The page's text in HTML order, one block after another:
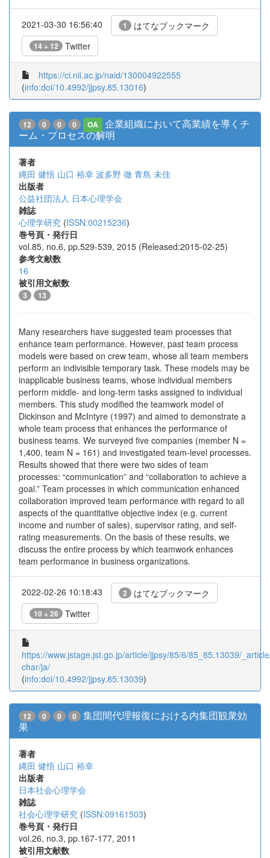
2021-03-30 16:56:40 1 はてなブックマーク
14 + 12 Twitter
https://ci.nii.ac.jp/naid/130004922555
(info:doi/10.4992/jjpsy.85.13016)
12 0 0 0 OA
企業組織において高業績を導くチ
ーム・プロセスの解明
著者
縄田 健悟 山口 裕幸 波多野 徹 青島 未佳
出版者
公益社団法人 日本心理学会
雑誌
心理学研究 (ISSN:00215236)
巻号頁・発行日
vol.85, no.6, pp.529-539, 2015 (Released:2015-02-25)
参考文献数
16
被引用文献数
3 13
Many researchers have suggested team processes that
enhance team performance. However, past team process
models were based on crew team, whose all team members
perform an indivisible temporary task. These models may be
inapplicable business teams, whose individual members
perform middle- and long-term tasks assigned to individual
members. This study modified the teamwork model of
Dickinson and McIntyre (1997) and aimed to demonstrate a
whole team process that enhances the performance of
business teams. We surveyed five companies (member N =
1,400, team N = 161) and investigated team-level processes.
Results showed that there were two sides of team
processes: “communication” and “collaboration to achieve a
goal.” Team processes in which communication enhanced
collaboration improved team performance with regard to all
aspects of the quantitative objective index (e.g. current
income and number of sales), supervisor rating, and self-
rating measurements. On the basis of these results, we
discuss the entire process by which teamwork enhances
team performance in business organizations.
2022-02-26 10:18:43 2 はてなブックマーク
10 + 26 Twitter
https://www.jstage.jst.go.jp/article/jjpsy/85/6/85_85.13039/
char/ja/
(info:doi/10.4992/jjpsy.85.13039)
12 0 0 0
集団間代理報復における内集団観衆効
果
著者
縄田 健悟 山口 裕幸
出版者
日本社会心理学会
雑誌
社会心理学研究 (ISSN:09161503)
巻号頁・発行日
vol.26, no.3, pp.167-177, 2011
被引用文献数